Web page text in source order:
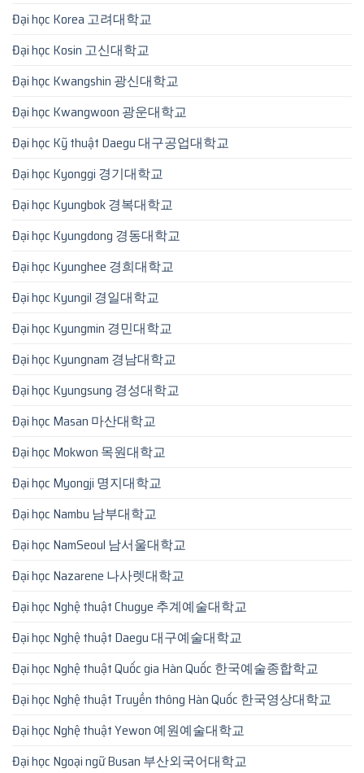
Đại học Korea 고려대학교
Đại học Kosin 고신대학교
Đại học Kwangshin 광신대학교
Đại học Kwangwoon 광운대학교
Đại học Kỹ thuật Daegu 대구공업대학교
Đại học Kyonggi 경기대학교
Đại học Kyungbok 경복대학교
Đại học Kyungdong 경동대학교
Đại học Kyunghee 경희대학교
Đại học Kyungil 경일대학교
Đại học Kyungmin 경민대학교
Đại học Kyungnam 경남대학교
Đại học Kyungsung 경성대학교
Đại học Masan 마산대학교
Đại học Mokwon 목원대학교
Đại học Myongji 명지대학교
Đại học Nambu 남부대학교
Đại học NamSeoul 남서울대학교
Đại học Nazarene 나사렛대학교
Đại học Nghệ thuật Chugye 추계예술대학교
Đại học Nghệ thuật Daegu 대구예술대학교
Đại học Nghệ thuật Quốc gia Hàn Quốc 한국예술종합학교
Đại học Nghệ thuật Truyền thông Hàn Quốc 한국영상대학교
Đại học Nghệ thuật Yewon 예원예술대학교
Đại học Ngoại ngữ Busan 부산외국어대학교